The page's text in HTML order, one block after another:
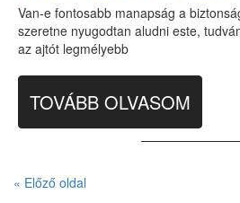
Van-e fontosabb manapság a
szeretne nyugodtan aludni este,
az ajtót legmélyebb
TOVÁBB OLVASOM
« Előző oldal